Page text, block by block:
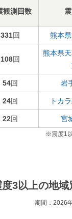
観測回数
331回 熊本
108回
熊本県
54回 岩
24回 トカ
22回 宮
※震度1
度3以上の地域
期間：2026